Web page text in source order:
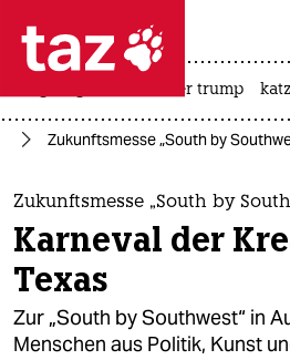
 taz zahl ich
taz zahl ich
themen
politik
öko
gesellschaft
usa unter trump
Zukunftsmesse „South by
Zukunftsmesse „South by
Karneval der
Texas
Zur „South by Southwest“ in
Menschen aus Politik, Kunst